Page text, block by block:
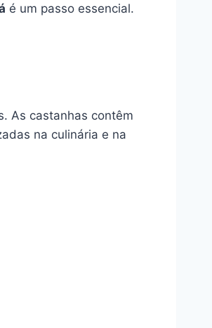
é um passo essencial.
As castanhas contêm
na culinária e na